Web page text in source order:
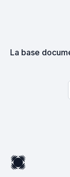
La base